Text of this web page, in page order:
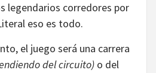
legendarios corredores por
eso es todo.
el juego será una carrera
del circuito) o del